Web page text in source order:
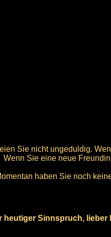
Sie nicht ungeduldig.
Wenn Sie eine neue
haben Sie noch
heutiger Sinnspruch, lieber